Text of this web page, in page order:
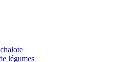
légumes